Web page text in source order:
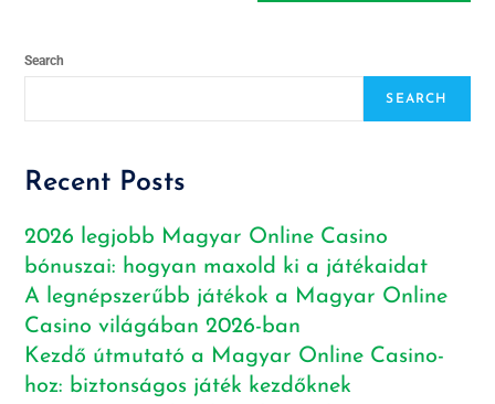
Search
SEARCH
Recent Posts
2026 legjobb Magyar Online Casino
bónuszai: hogyan maxold ki a játékaidat
A legnépszerűbb játékok a Magyar Online
Casino világában 2026-ban
Kezdő útmutató a Magyar Online Casino-
hoz: biztonságos játék kezdőknek